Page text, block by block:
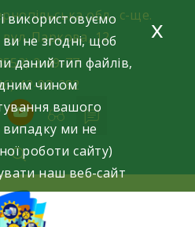
обл., с-ще.
Паркова, 12
2-49-77
42-93-282
youtube
використовуємо
не згодні, щоб
даний тип файлів,
чином
вашого
ми не
роботи сайту)
наш веб-сайт
x